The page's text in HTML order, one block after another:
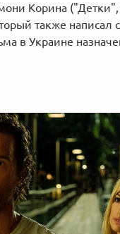
Корина
также написал
в Украине